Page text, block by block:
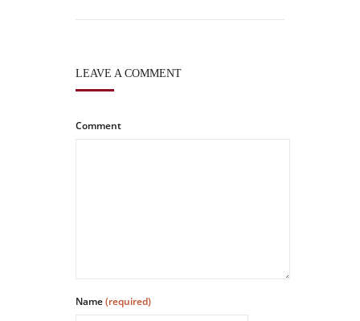
LEAVE A COMMENT
Comment
Name(required)